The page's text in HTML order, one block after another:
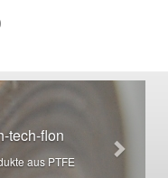
tech-flon
aus PTFE